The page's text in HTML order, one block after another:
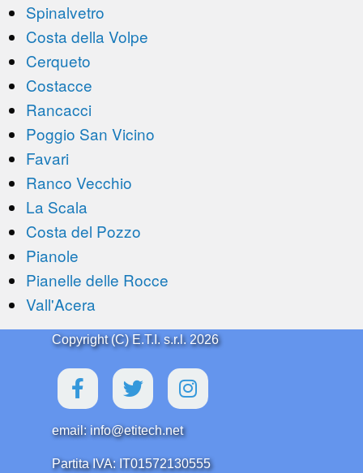
Spinalvetro
Costa della Volpe
Cerqueto
Costacce
Rancacci
Poggio San Vicino
Favari
Ranco Vecchio
La Scala
Costa del Pozzo
Pianole
Pianelle delle Rocce
Vall'Acera
Copyright (C) E.T.I. s.r.l. 2026
email: info@etitech.net
Partita IVA: IT01572130555